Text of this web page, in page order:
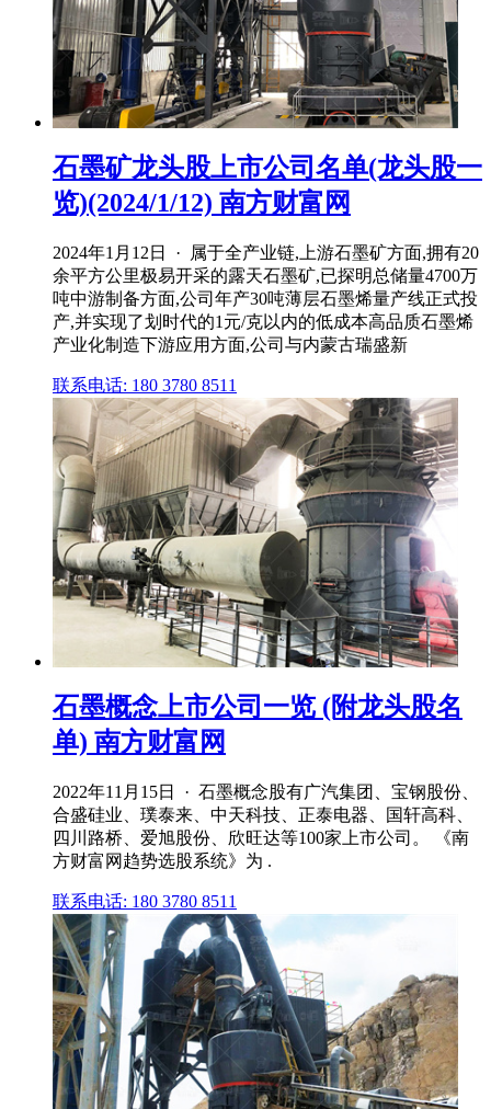
石墨矿龙头股上市公司名单(龙头股一
览)(2024/1/12) 南方财富网
2024年1月12日 · 属于全产业链,上游石墨矿方面,拥有20
余平方公里极易开采的露天石墨矿,已探明总储量4700万
吨中游制备方面,公司年产30吨薄层石墨烯量产线正式投
产,并实现了划时代的1元/克以内的低成本高品质石墨烯
产业化制造下游应用方面,公司与内蒙古瑞盛新
联系电话: 180 3780 8511
石墨概念上市公司一览 (附龙头股名
单) 南方财富网
2022年11月15日 · 石墨概念股有广汽集团、宝钢股份、
合盛硅业、璞泰来、中天科技、正泰电器、国轩高科、
四川路桥、爱旭股份、欣旺达等100家上市公司。 《南
方财富网趋势选股系统》为 .
联系电话: 180 3780 8511